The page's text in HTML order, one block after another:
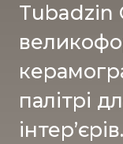
Tubadzin
палітрі
інтер’єрів.